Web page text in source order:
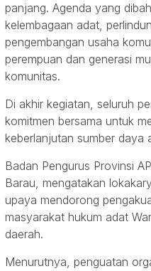
panjang. Agenda yang
kelembagaan adat,
pengembangan usaha
perempuan dan generasi
komunitas.
Di akhir kegiatan, seluruh
komitmen bersama untuk
keberlanjutan sumber daya
Badan Pengurus Provinsi
Barau, mengatakan
upaya mendorong
masyarakat hukum adat
daerah.
Menurutnya, penguatan